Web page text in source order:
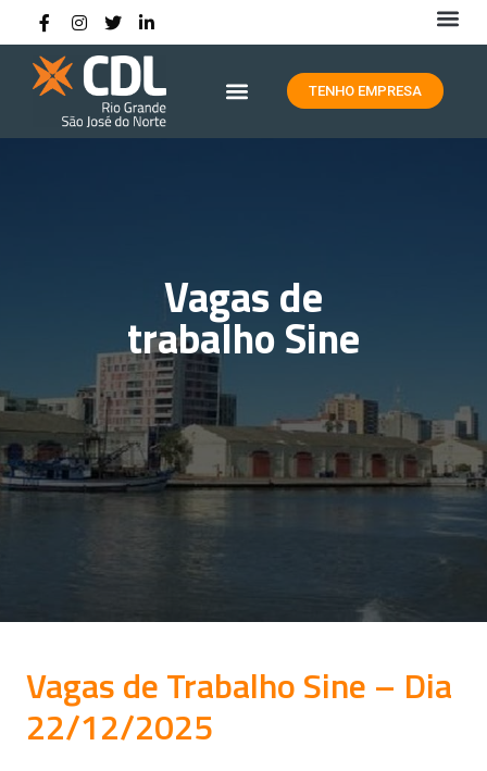
TENHO EMPRESA
Vagas de
trabalho Sine
Vagas de Trabalho Sine – Dia
22/12/2025